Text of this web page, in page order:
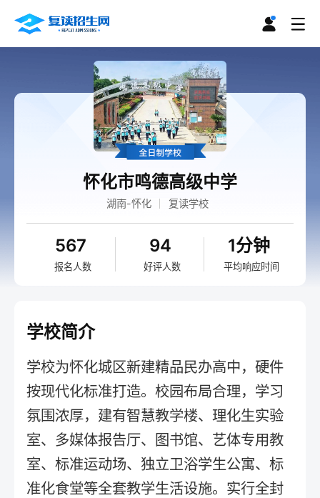
怀化市鸣德高级中学
湖南-怀化 复读学校
567
报名人数
94
好评人数
1分钟
平均响应时间
学校简介
学校为怀化城区新建精品民办高中，硬件
按现代化标准打造。校园布局合理，学习
氛围浓厚，建有智慧教学楼、理化生实验
室、多媒体报告厅、图书馆、艺体专用教
室、标准运动场、独立卫浴学生公寓、标
准化食堂等全套教学生活设施。实行全封